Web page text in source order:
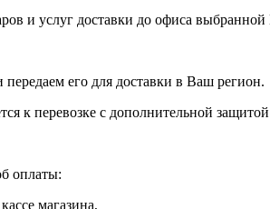
и услуг доставки до офиса
его для доставки в Ваш регион.
к перевозке с дополнительной
оплаты:
магазина,